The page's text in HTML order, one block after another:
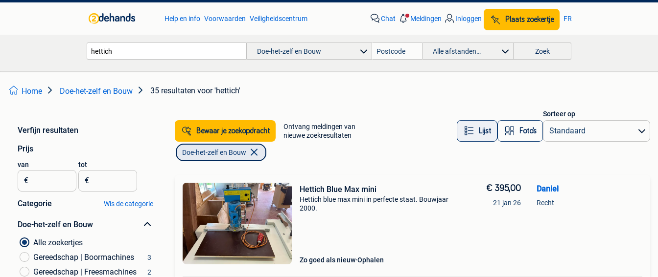
Help en info Voorwaarden Veiligheidscentrum Chat Meldingen Inloggen Plaats zoekertje FR
Doe-het-zelf en Bouw Alle afstanden… Zoek
Home Doe-het-zelf en Bouw 35 resultaten voor 'hettich'
Verfijn resultaten
Prijs
van
€
tot
€
Categorie Wis de categorie
Doe-het-zelf en Bouw
Alle zoekertjes
Gereedschap | Boormachines
3
Gereedschap | Freesmachines 2
Bewaar je zoekopdracht
Ontvang meldingen van
nieuwe zoekresultaten
Lijst Foto’s
Sorteer op
Doe-het-zelf en Bouw
Hettich Blue Max mini
Hettich blue max mini in perfecte staat. Bouwjaar
2000.
Zo goed als nieuw Ophalen
€ 395,00
21 jan 26
Daniel
Recht